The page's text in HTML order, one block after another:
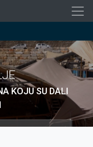
KOJU SU DALI